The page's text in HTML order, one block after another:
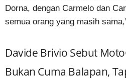
Dorna, dengan Carmelo dan
semua orang yang masih
Davide Brivio Sebut
Bukan Cuma Balapan,